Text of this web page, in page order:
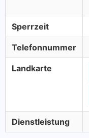
Sperrzeit
Telefonnummer
Landkarte
Dienstleistung